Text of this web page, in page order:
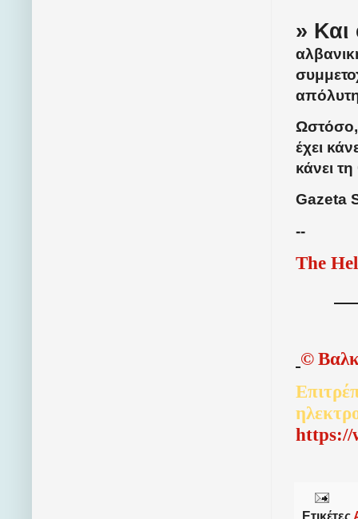
»
Ωστόσο,
έχει
κάνει
Gazeta
--
The
©
https://
Ετικέτες